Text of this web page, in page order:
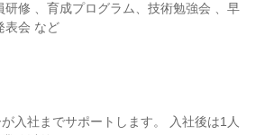
研修 、育成プログラム、技術勉強会 、早
入社までサポートします。 入社後は1人